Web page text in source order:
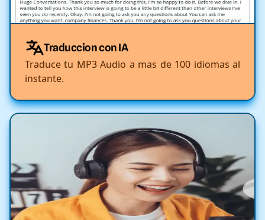
Traduccion con IA
Traduce tu MP3 Audio a mas de 100 idiomas al
instante.